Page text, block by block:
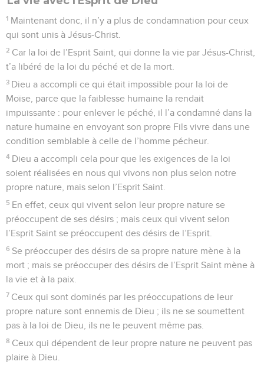
1 Maintenant donc, il n’y a plus de condamnation pour ceux
qui sont unis à Jésus-Christ.
2 Car la loi de l’Esprit Saint, qui donne la vie par Jésus-Christ,
t’a libéré de la loi du péché et de la mort.
3 Dieu a accompli ce qui était impossible pour la loi de
Moïse, parce que la faiblesse humaine la rendait
impuissante : pour enlever le péché, il l’a condamné dans la
nature humaine en envoyant son propre Fils vivre dans une
condition semblable à celle de l’homme pécheur.
4 Dieu a accompli cela pour que les exigences de la loi
soient réalisées en nous qui vivons non plus selon notre
propre nature, mais selon l’Esprit Saint.
5 En effet, ceux qui vivent selon leur propre nature se
préoccupent de ses désirs ; mais ceux qui vivent selon
l’Esprit Saint se préoccupent des désirs de l’Esprit.
6 Se préoccuper des désirs de sa propre nature mène à la
mort ; mais se préoccuper des désirs de l’Esprit Saint mène à
la vie et à la paix.
7 Ceux qui sont dominés par les préoccupations de leur
propre nature sont ennemis de Dieu ; ils ne se soumettent
pas à la loi de Dieu, ils ne le peuvent même pas.
8 Ceux qui dépendent de leur propre nature ne peuvent pas
plaire à Dieu.